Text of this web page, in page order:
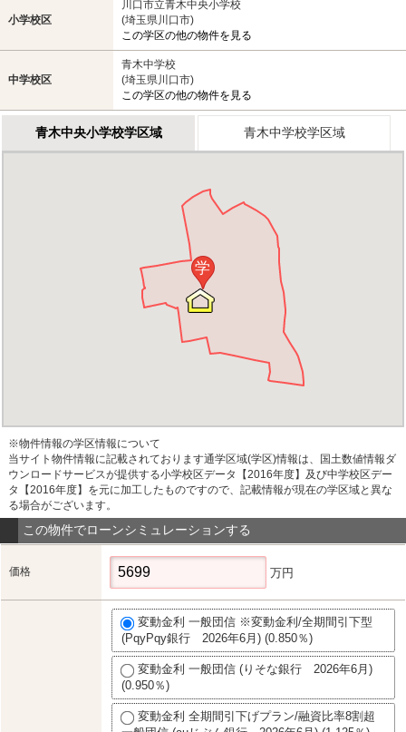
小学校区
川口市立青木中央小学校
(埼玉県川口市)
この学区の他の物件を見る
中学校区
青木中学校
(埼玉県川口市)
この学区の他の物件を見る
青木中央小学校学区域 青木中学校学区域
学
※物件情報の学区情報について
当サイト物件情報に記載されております通学区域(学区)情報は、国土数値情報ダ
ウンロードサービスが提供する小学校区データ【2016年度】及び中学校区デー
タ【2016年度】を元に加工したものですので、記載情報が現在の学区域と異な
る場合がございます。
この物件でローンシミュレーションする
価格 万円
変動金利 一般団信 ※変動金利/全期間引下型
(PqyPqy銀行 2026年6月) (0.850％)
変動金利 一般団信 (りそな銀行 2026年6月)
(0.950％)
変動金利 全期間引下げプラン/融資比率8割超